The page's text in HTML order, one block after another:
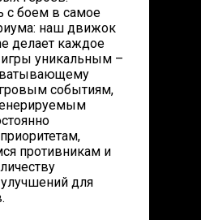
с боем в самое
наш движок
делает каждое
уникальным –
событиям,
противникам и
для